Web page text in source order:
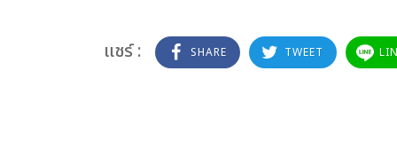
แชร์ : SHARE TWEET